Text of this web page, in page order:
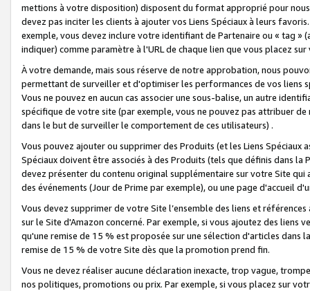
mettions à votre disposition) disposent du format approprié pour
devez pas inciter les clients à ajouter vos Liens Spéciaux à leurs
exemple, vous devez inclure votre identifiant de Partenaire ou « tag
indiquer) comme paramètre à l'URL de chaque lien que vous placez
À votre demande, mais sous réserve de notre approbation, nous
permettant de surveiller et d'optimiser les performances de vos liens
Vous ne pouvez en aucun cas associer une sous-balise, un autre
spécifique de votre site (par exemple, vous ne pouvez pas attribuer
dans le but de surveiller le comportement de ces utilisateurs) .
Vous pouvez ajouter ou supprimer des Produits (et les Liens
Spéciaux doivent être associés à des Produits (tels que définis dans
devez présenter du contenu original supplémentaire sur votre Site qui
des événements (Jour de Prime par exemple), ou une page d'accueil
Vous devez supprimer de votre Site l’ensemble des liens et
sur le Site d'Amazon concerné. Par exemple, si vous ajoutez des
qu'une remise de 15 % est proposée sur une sélection d'articles
remise de 15 % de votre Site dès que la promotion prend fin.
Vous ne devez réaliser aucune déclaration inexacte, trop vague,
nos politiques, promotions ou prix. Par exemple, si vous placez sur